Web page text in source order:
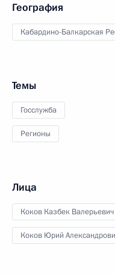
География
Кабардино-Балкарская
Темы
Госслужба
Регионы
Лица
Коков Казбек Валерьевич
Коков Юрий